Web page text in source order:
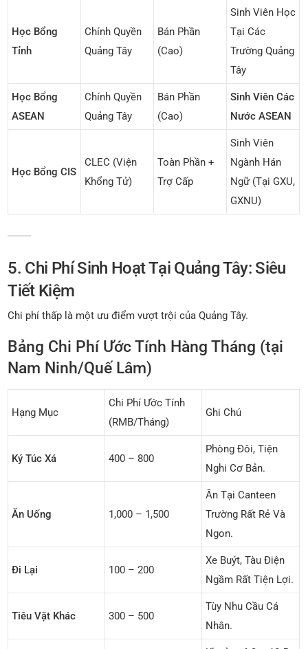
Học Bổng
Tỉnh
Chính Quyền
Quảng Tây
Bán Phần
(cao)
Sinh Viên Học
Tại Các
Trường Quảng
Tây
Học Bổng
ASEAN
Chính Quyền
Quảng Tây
Bán Phần
(cao)
Sinh Viên Các
Nước ASEAN
Học Bổng CIS
CLEC (Viện
Khổng Tử)
Toàn Phần +
Trợ Cấp
Sinh Viên
Ngành Hán
Ngữ (tại GXU,
GXNU)
5. Chi Phí Sinh Hoạt Tại Quảng Tây: Siêu
Tiết Kiệm
Chi phí thấp là một ưu điểm vượt trội của Quảng Tây.
Bảng Chi Phí Ước Tính Hàng Tháng (tại
Nam Ninh/Quế Lâm)
Hạng Mục
Chi Phí Ước Tính
(RMB/tháng)
Ghi Chú
Ký Túc Xá 400 – 800
Phòng Đôi, Tiện
Nghi Cơ Bản.
Ăn Uống 1,000 – 1,500
Ăn Tại Canteen
Trường Rất Rẻ Và
Ngon.
Đi Lại 100 – 200
Xe Buýt, Tàu Điện
Ngầm Rất Tiện Lợi.
Tiêu Vặt Khác 300 – 500
Tùy Nhu Cầu Cá
Nhân.